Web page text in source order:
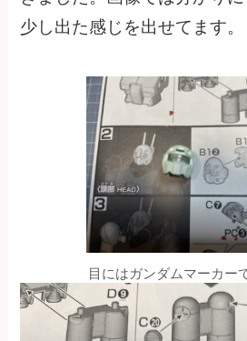
少し出た感じを出せてます。
目にはガンダムマーカー